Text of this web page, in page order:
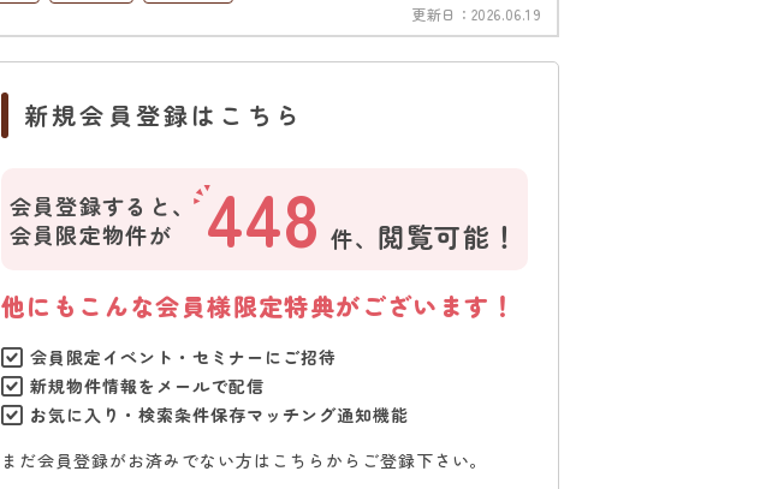
更新日： 2026.06.19
新規会員登録はこちら
会員登録すると、
会員限定物件が
448 件、 閲覧可能！
他にもこんな会員様限定特典がございます！
会員限定イベント・セミナーにご招待
新規物件情報をメールで配信
お気に入り・検索条件保存マッチング通知機能
まだ会員登録がお済みでない方はこちらからご登録下さい。